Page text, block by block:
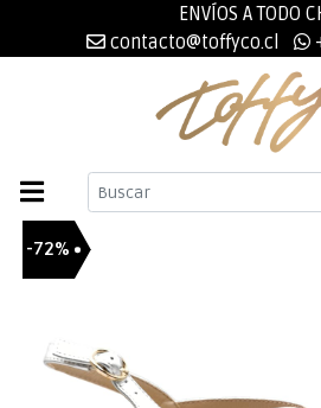
ENVÍOS A TODO
contacto@toffyco.cl
-72%